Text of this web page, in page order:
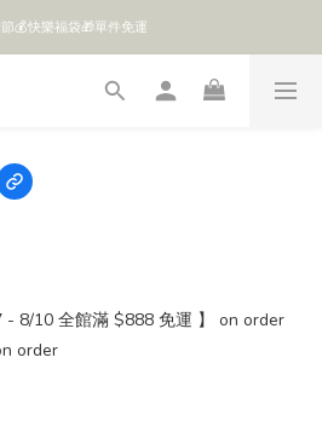
全館 $888 免運
💰快樂福袋🎁單件免運
- 8/10 全館滿 $888 免運 】 on order
order